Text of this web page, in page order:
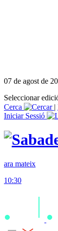
07 de agost de
Seleccionar
Cerca
|
Iniciar Sessió
ara mateix
10:30